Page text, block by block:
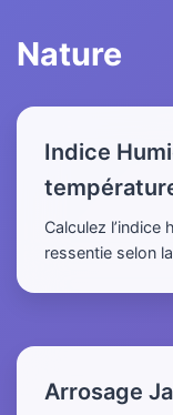
Nature
Indice
Calculez l’indice
ressentie selon
Arrosage